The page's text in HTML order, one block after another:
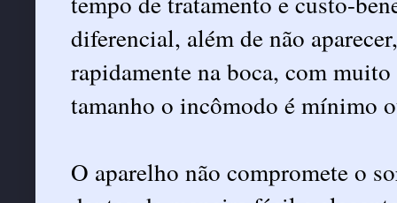
diferencial, além de não
rapidamente na boca, com
tamanho o incômodo é mínimo
O aparelho não compromete o